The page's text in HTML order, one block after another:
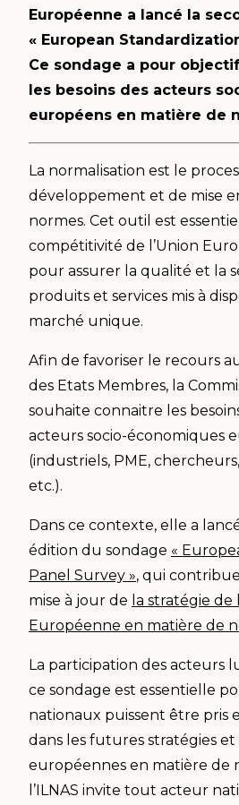
Européenne a lancé la
« European
Ce sondage a pour
les besoins des acteurs
européens en matière de
La normalisation est le
développement et de mise
normes. Cet outil est
compétitivité de l’Union
pour assurer la qualité et la
produits et services mis à
marché unique.
Afin de favoriser le recours
des Etats Membres, la
souhaite connaitre les
acteurs socio-économiques
(industriels, PME,
etc.).
Dans ce contexte, elle a
édition du sondage «
Panel Survey », qui
mise à jour de la stratégie de
Européenne en matière de
La participation des acteurs
ce sondage est essentielle
nationaux puissent être pris
dans les futures stratégies
européennes en matière de
l’ILNAS invite tout acteur